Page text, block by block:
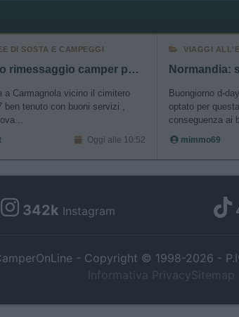
DI SOSTA E CAMPEGGI
Nuovo rimessaggio camper posti coperti e scoperti
a Carmagnola vicino il cimitero
ben tenuto con buoni servizi ,
Oggi alle 10:52
VIAGGI
Buongiorno d-
optato per
conseguenza ai
mimmo69
342k Instagram
- Copyright © 1998-2026 -
Informativa Privacy Sitemap